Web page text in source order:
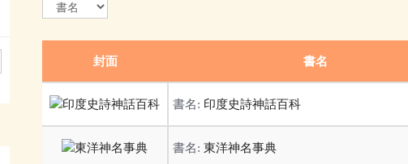
封面 書名
書名: 印度史詩神話百科
書名: 東洋神名事典